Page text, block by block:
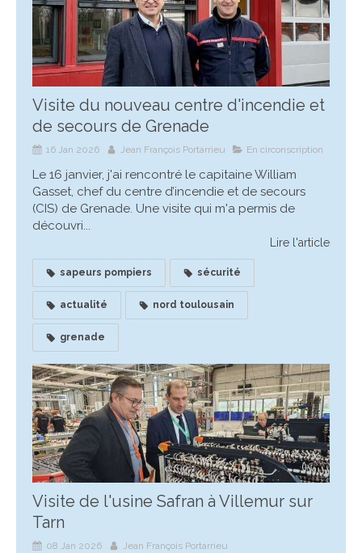
Visite du nouveau centre d'incendie et
de secours de Grenade
16 Jan 2026 Jean François Portarrieu En circonscription
Le 16 janvier, j'ai rencontré le capitaine William
Gasset, chef du centre d’incendie et de secours
(CIS) de Grenade. Une visite qui m'a permis de
découvri...
Lire l'article
sapeurs pompiers sécurité
actualité nord toulousain
grenade
Visite de l'usine Safran à Villemur sur
Tarn
08 Jan 2026
Jean François Portarrieu